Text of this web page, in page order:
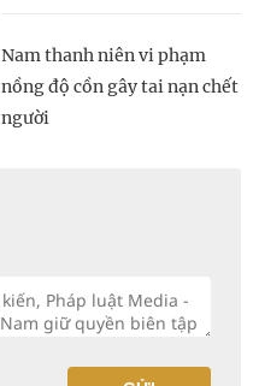
Nam thanh niên vi phạm
nồng độ cồn gây tai nạn chết
người